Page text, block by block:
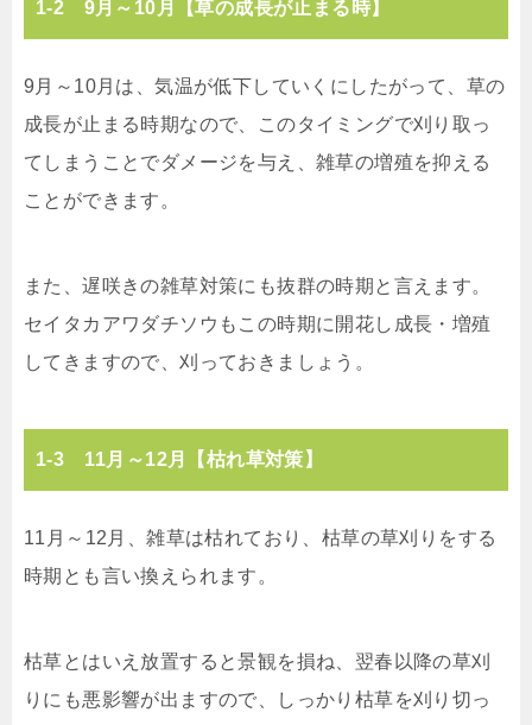
1-2 9月～10月【草の成長が止まる時】
9月～10月は、気温が低下していくにしたがって、草の
成長が止まる時期なので、このタイミングで刈り取っ
てしまうことでダメージを与え、雑草の増殖を抑える
ことができます。
また、遅咲きの雑草対策にも抜群の時期と言えます。
セイタカアワダチソウもこの時期に開花し成長・増殖
してきますので、刈っておきましょう。
1-3 11月～12月【枯れ草対策】
11月～12月、雑草は枯れており、枯草の草刈りをする
時期とも言い換えられます。
枯草とはいえ放置すると景観を損ね、翌春以降の草刈
りにも悪影響が出ますので、しっかり枯草を刈り切っ